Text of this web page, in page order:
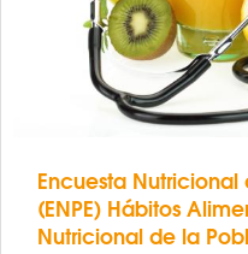
Encuesta
(ENPE) Hábitos
Nutricional de la